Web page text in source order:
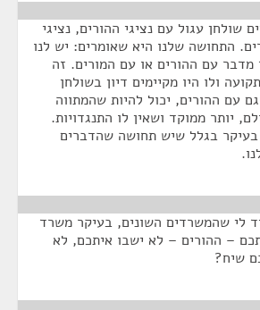
שולחן עגול עם נציגי ההורים, נציגי
התחושה שלנו היא שאומרים: יש לנו
עם ההורים או עם המורים. זה
ולו היו מקיימים דיון בשולחן
עם ההורים, יכול להיות שהמתווה
יותר ממוקד ושאין לו התנגדויות.
בעיקר בגלל שיש תחושה שהדברים
לי שהמשרדים השונים, בעיקר משרד
– ההורים – לא ישבו איתכם, לא
שיח?